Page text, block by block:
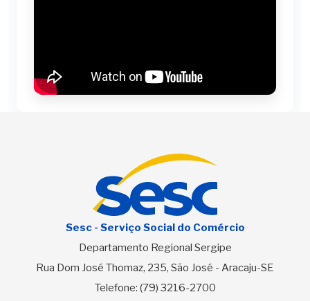
Sesc - Serviço Social do Comércio
Departamento Regional Sergipe
Rua Dom José Thomaz, 235, São José - Aracaju-SE
Telefone: (79) 3216-2700